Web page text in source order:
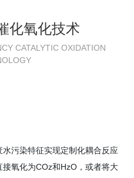
化氧化技术
CATALYTIC OXIDATION
污染特征实现定制化耦合反应
氧化为COz和HzO，或者将大